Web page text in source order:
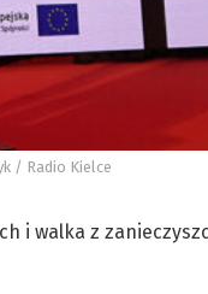
/ Radio Kielce
i walka z